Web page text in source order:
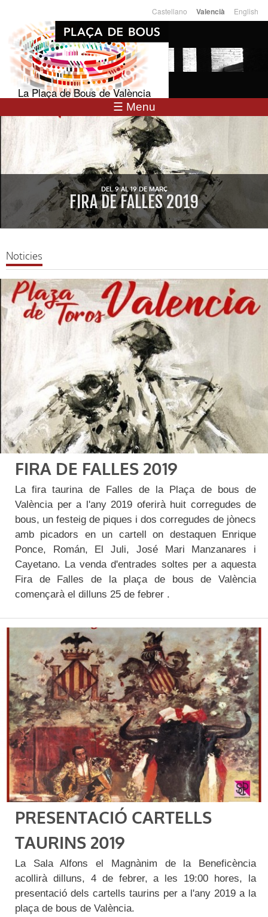
contingut
Llengües
Castellano Valencià English
La Plaça de Bous de València
☰ Menu
DEL 9 AL 19 DE MARÇ
FIRA DE FALLES 2019
Noticies
FIRA DE FALLES 2019
La fira taurina de Falles de la Plaça de bous de
València per a l'any 2019 oferirà huit corregudes de
bous, un festeig de piques i dos corregudes de jònecs
amb picadors en un cartell on destaquen Enrique
Ponce, Román, El Juli, José Mari Manzanares i
Cayetano. La venda d'entrades soltes per a aquesta
Fira de Falles de la plaça de bous de València
començarà el dilluns 25 de febrer .
PRESENTACIÓ CARTELLS
TAURINS 2019
La Sala Alfons el Magnànim de la Beneficència
acollirà dilluns, 4 de febrer, a les 19:00 hores, la
presentació dels cartells taurins per a l'any 2019 a la
plaça de bous de València.